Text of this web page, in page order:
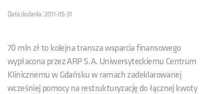
Data dodania: 2011-05-31
70 mln zł to kolejna transza wsparcia finansowego
wypłacona przez ARP S.A. Uniwersyteckiemu Centrum
Klinicznemu w Gdańsku w ramach zadeklarowanej
wcześniej pomocy na restrukturyzację do łącznej kwoty